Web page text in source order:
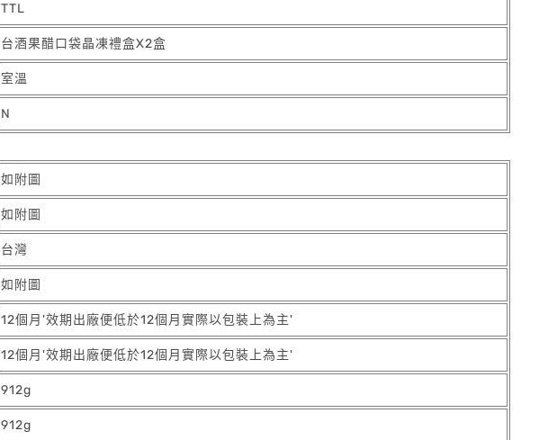
TTL
台酒果醋口袋晶凍禮盒X2盒
室溫
N
如附圖
如附圖
台灣
如附圖
12個月'效期出廠便低於12個月實際以包裝上為主'
12個月'效期出廠便低於12個月實際以包裝上為主'
912g
912g